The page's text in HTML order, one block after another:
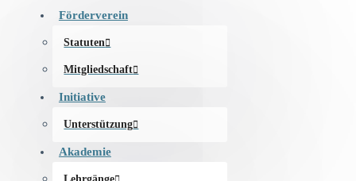
Förderverein
Statuten
Mitgliedschaft
Initiative
Unterstützung
Akademie